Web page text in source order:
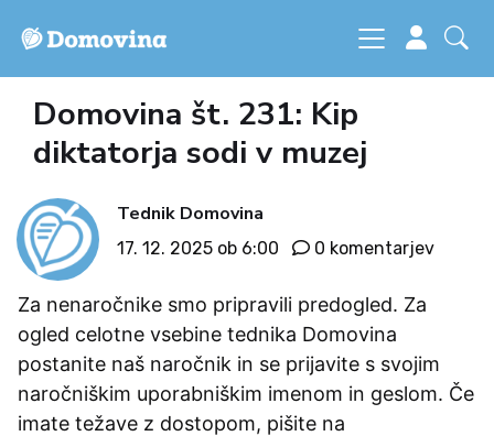
Domovina št. 231: Kip
diktatorja sodi v muzej
Tednik Domovina
17. 12. 2025 ob 6:00 0 komentarjev
Za nenaročnike smo pripravili predogled. Za
ogled celotne vsebine tednika Domovina
postanite naš naročnik in se prijavite s svojim
naročniškim uporabniškim imenom in geslom. Če
imate težave z dostopom, pišite na